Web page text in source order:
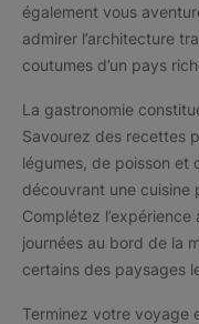
également vous
admirer l’architecture
coutumes d’un pays
La gastronomie
Savourez des recettes
légumes, de poisson et
découvrant une cuisine
Complétez
journées au bord de la
certains des paysages
Terminez votre voyage